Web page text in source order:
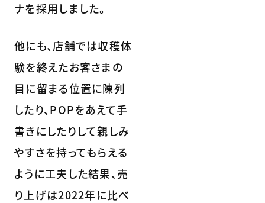
ナを採用しました。
他にも、店舗では収穫体
験を終えたお客さまの
目に留まる位置に陳列
したり、POPをあえて手
書きにしたりして親しみ
やすさを持ってもらえる
ように工夫した結果、売
り上げは2022年に比べ